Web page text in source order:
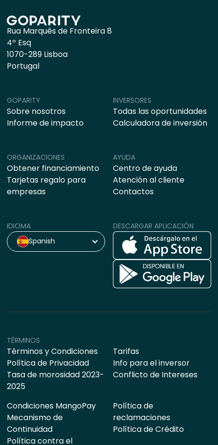
Rua Marquês de Fronteira 8
4º Esq
1070-289 Lisboa
Portugal
ORGANIZACIONES
Obtener financiamiento
Tarjetas regalo para
empresas
AYUDA
Centro de ayuda
Atención al cliente
Contactos
GOPARITY
Sobre nosotros
Informe de impacto
INVERSORES
Todas las oportunidades
Calculadora de inversión
IDIOMA
Spanish
DESCARGAR APLICACIÓN
TÉRMINOS
Términos y Condiciones
Política de Privacidad
Tasa de morosidad 2023-
2025
Tarifas
Info para el inversor
Conflicto de Intereses
Condiciones MangoPay
Mecanismo de
Continuidad
Política contra el
Política de
reclamaciones
Política de Crédito